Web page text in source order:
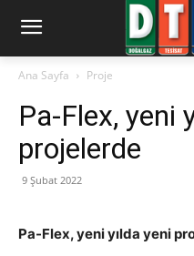
Ana Sayfa Proje
Pa-Flex, yeni
projelerde
9 Şubat 2022
Pa-Flex, yeni yılda yeni